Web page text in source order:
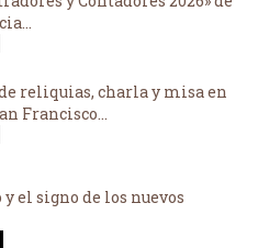
reliquias, charla y misa en
Francisco...
el signo de los nuevos